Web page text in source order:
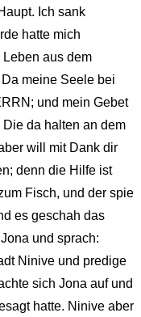
Ich sank
hatte mich
aus dem
meine Seele bei
und mein Gebet
da halten an dem
will mit Dank dir
denn die Hilfe ist
Fisch, und der spie
es geschah das
und sprach:
Ninive und predige
sich Jona auf und
hatte. Ninive aber